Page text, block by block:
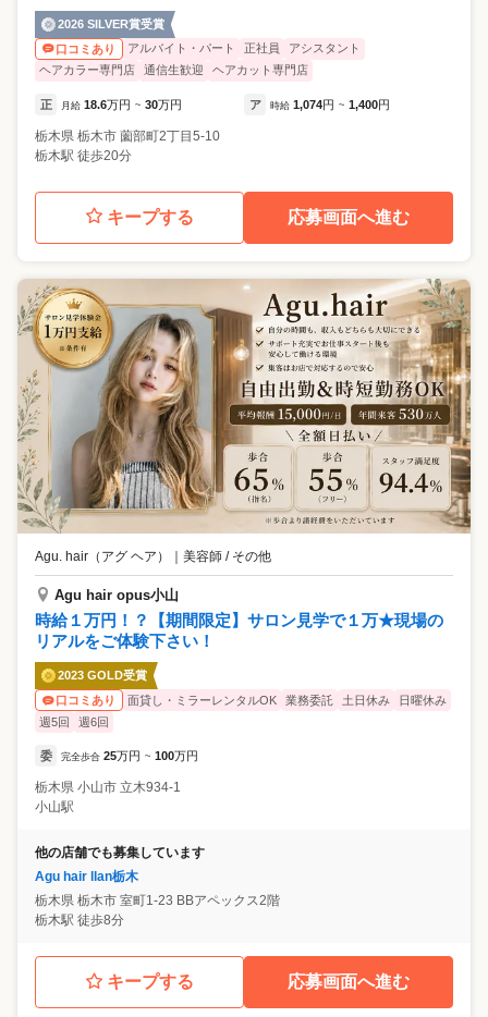
2026 SILVER賞受賞
口コミあり
アルバイト・パート 正社員
アシスタント
ヘアカラー専門店
通信生歓迎 ヘアカット専門店
正 月給 18.6万円 ~ 30万円 ア 時給 1,074円 ~ 1,400円
栃木県 栃木市 薗部町2丁目5-10
栃木駅 徒歩20分
キープする 応募画面へ進む
Agu. hair（アグ ヘア） 美容師 / その他
Agu hair opus小山
時給１万円！？【期間限定】サロン見学で１万★現場の
リアルをご体験下さい！
2023 GOLD受賞
口コミあり
面貸し・ミラーレンタルOK 業務委託 土日休み
日曜休み
週5回
週6回
委 完全歩合 25万円 ~ 100万円
栃木県 小山市 立木934-1
小山駅
他の店舗でも募集しています
Agu hair llan栃木
栃木県 栃木市 室町1-23 BBアペックス2階
栃木駅 徒歩8分
キープする 応募画面へ進む